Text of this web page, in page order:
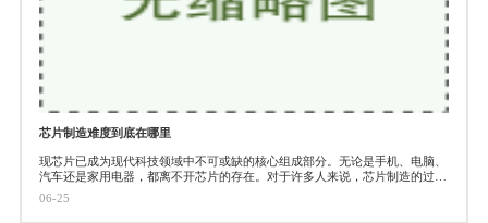
芯片制造难度到底在哪里
现芯片已成为现代科技领域中不可或缺的核心组成部分。无论是手机、电脑、
汽车还是家用电器，都离不开芯片的存在。对于许多人来说，芯片制造的过程
却充满了神秘和难以理解的地
06-25